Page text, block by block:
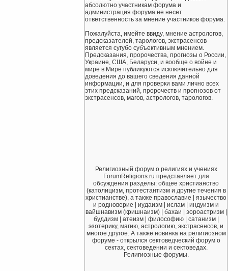
абсолютно участникам форума и
администрация форума не несет
ответственность за мнение участников форума.
Пожалуйста, имейте ввиду, мнение астрологов,
предсказателей, тарологов, экстрасенсов
является сугубо субъективным мнением.
Предсказания, пророчества, прогнозы о России,
Украине, США, Беларуси, и вообще о войне и
мире в Мире публикуются исключительно для
доведения до вашего сведения данной
информации, и для проверки вами лично всех
этих предсказаний, пророчеств и прогнозов от
экстрасенсов, магов, астрологов, тарологов.
Религиозный форум о религиях и учениях
ForumReligions.ru представляет для
обсуждения разделы: общее христианство
(католицизм, протестантизм и другие течения в
христианстве), а также православие | язычество
и родноверие | иудаизм | ислам | индуизм и
вайшнавизм (кришнаизм) | бахаи | зороастризм |
буддизм | атеизм | философию | сатанизм |
эзотерику, магию, астрологию, экстрасенсов, и
многое другое. А также новинка на религиозном
форуме - открылся сектоведческий форум о
сектах, сектоведении и сектоведах.
Религиозные форумы.